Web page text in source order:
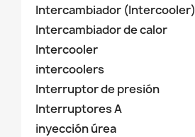
Intercambiador (Intercooler)
Intercambiador de calor
Intercooler
intercoolers
Interruptor de presión
Interruptores A
inyección úrea